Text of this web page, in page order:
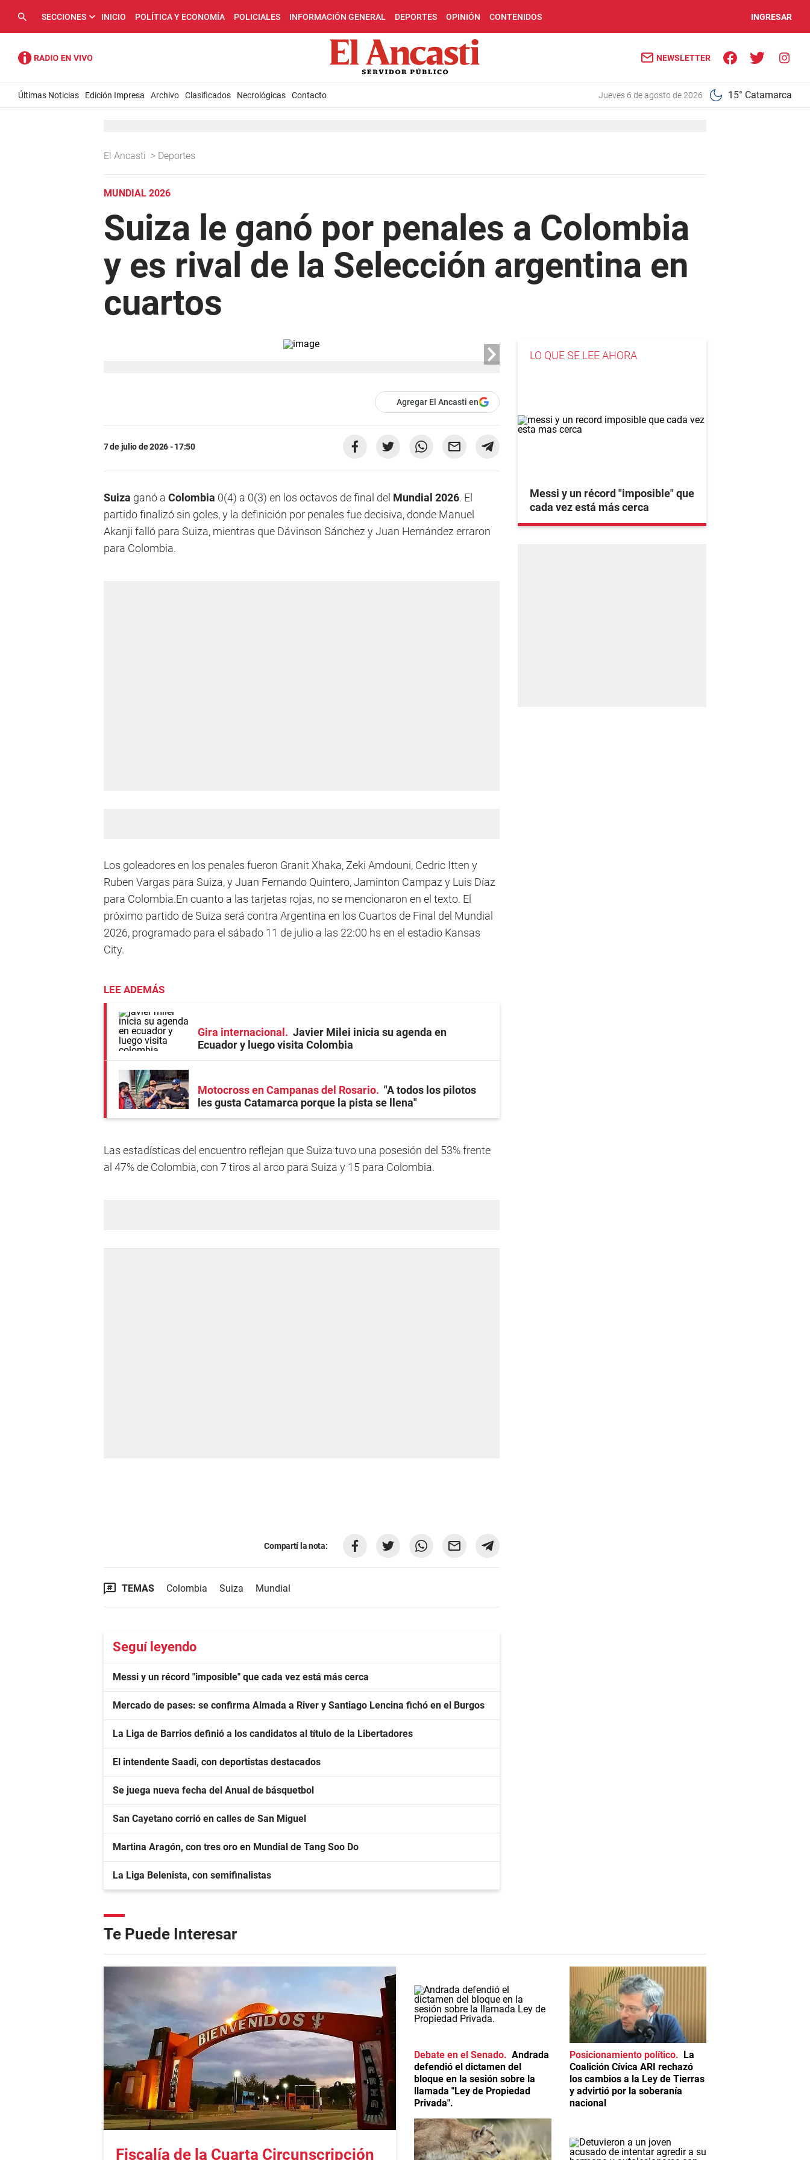
SECCIONES INICIO POLÍTICA Y ECONOMÍA POLICIALES INFORMACIÓN GENERAL DEPORTES OPINIÓN CONTENIDOS INGRESAR
NEWSLETTER
Últimas Noticias Edición Impresa Archivo Clasificados Necrológicas Contacto jueves 6 de agosto de 2026 15° Catamarca
El Ancasti > Deportes
MUNDIAL 2026
Suiza le ganó por penales a Colombia
y es rival de la Selección argentina en
cuartos
Agregar El Ancasti en
7 de julio de 2026 - 17:50
Suiza ganó a Colombia 0(4) a 0(3) en los octavos de final del Mundial 2026. El
partido finalizó sin goles, y la definición por penales fue decisiva, donde Manuel
Akanji falló para Suiza, mientras que Dávinson Sánchez y Juan Hernández erraron
para Colombia.
Los goleadores en los penales fueron Granit Xhaka, Zeki Amdouni, Cedric Itten y
Ruben Vargas para Suiza, y Juan Fernando Quintero, Jaminton Campaz y Luis Díaz
para Colombia.En cuanto a las tarjetas rojas, no se mencionaron en el texto. El
próximo partido de Suiza será contra Argentina en los Cuartos de Final del Mundial
2026, programado para el sábado 11 de julio a las 22:00 hs en el estadio Kansas
City.
LEE ADEMÁS
Gira internacional
Javier Milei inicia su agenda en
Ecuador y luego visita Colombia
Motocross en Campanas del Rosario
"A todos los pilotos
les gusta Catamarca porque la pista se llena"
Las estadísticas del encuentro reflejan que Suiza tuvo una posesión del 53% frente
al 47% de Colombia, con 7 tiros al arco para Suiza y 15 para Colombia.
Compartí la nota:
TEMAS Colombia Suiza Mundial
Seguí leyendo
Messi y un récord "imposible" que cada vez está más cerca
Mercado de pases: se confirma Almada a River y Santiago Lencina fichó en el Burgos
La Liga de Barrios definió a los candidatos al título de la Libertadores
El intendente Saadi, con deportistas destacados
Se juega nueva fecha del Anual de básquetbol
San Cayetano corrió en calles de San Miguel
Martina Aragón, con tres oro en Mundial de Tang Soo Do
La Liga Belenista, con semifinalistas
LO QUE SE LEE AHORA
Messi y un récord "imposible" que
cada vez está más cerca
Te Puede Interesar
Fiscalía de la Cuarta Circunscripción
Debate en el Senado
Andrada
defendió el dictamen del
bloque en la sesión sobre la
llamada "Ley de Propiedad
Privada".
Posicionamiento político
La
Coalición Cívica ARI rechazó
los cambios a la Ley de Tierras
y advirtió por la soberanía
nacional